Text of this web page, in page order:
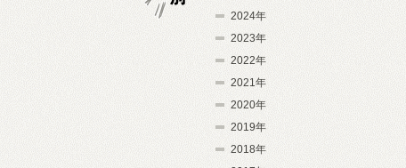
2024年
2023年
2022年
2021年
2020年
2019年
2018年